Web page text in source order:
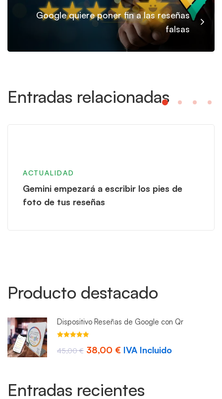
Google quiere poner fin a las reseñas
falsas
Entradas relacionadas
ACTUALIDAD
Gemini empezará a escribir los pies de
foto de tus reseñas
Producto destacado
Dispositivo Reseñas de Google con Qr
4.93de 5
45,00€ El
era:
38,00 € El
es:
IVA Incluido
Entradas recientes